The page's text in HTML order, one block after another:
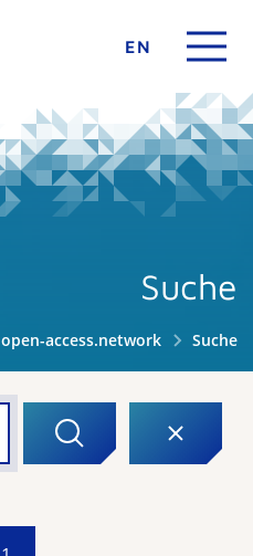
EN
Suche
open-access.network Suche